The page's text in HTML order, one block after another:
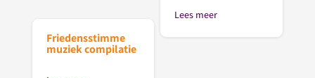
Lees meer
Friedensstimme
muziek compilatie